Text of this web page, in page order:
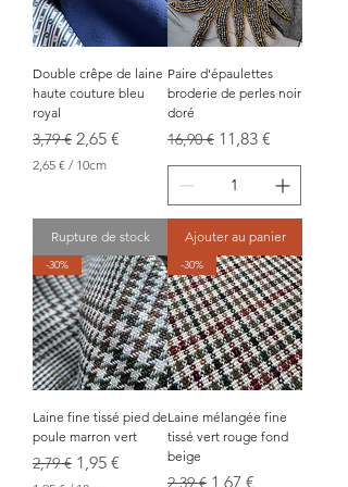
C
e
n
i
m
è
r
e
e
n
m
è
t
e
s
Double crêpe de laine
haute couture bleu
royal
Prix original
3,79 € Prix promotionnel
2,65 €
2,65 € / 10cm
6
p
a
r
1
0
C
e
t
i
m
Rupture de stock
Paire d'épaulettes
broderie de perles noir
doré
Prix original
16,90 € Prix promotionnel
11,83 €
Ajouter au panier
-30%
Laine fine tissé pied de
poule marron vert
Prix original
2,79 € Prix promotionnel
1,95 €
-30%
Laine mélangée fine
tissé vert rouge fond
beige
Prix original
2,39 € Prix promotionnel
1,67 €